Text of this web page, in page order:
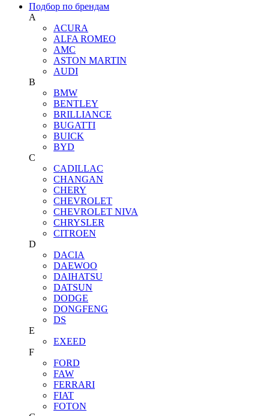
Подбор по брендам
A
ACURA
ALFA ROMEO
AMC
ASTON MARTIN
AUDI
B
BMW
BENTLEY
BRILLIANCE
BUGATTI
BUICK
BYD
C
CADILLAC
CHANGAN
CHERY
CHEVROLET
CHEVROLET NIVA
CHRYSLER
CITROEN
D
DACIA
DAEWOO
DAIHATSU
DATSUN
DODGE
DONGFENG
DS
E
EXEED
F
FORD
FAW
FERRARI
FIAT
FOTON